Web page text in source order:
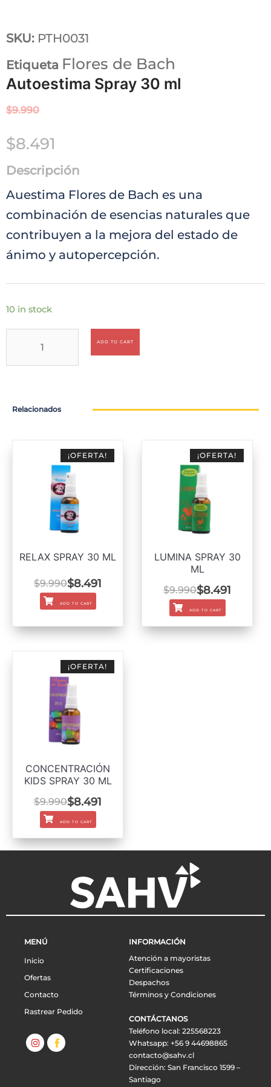
SKU: PTH0031
Etiqueta Flores de Bach
Autoestima Spray 30 ml
$9.990
$8.491
Descripción
Auestima Flores de Bach es una
combinación de esencias naturales que
contribuyen a la mejora del estado de
ánimo y autopercepción.
10 in stock
ADD TO CART
Relacionados
¡OFERTA!
RELAX SPRAY 30 ML
$9.990$8.491
ADD TO CART
¡OFERTA!
LUMINA SPRAY 30
ML
$9.990$8.491
ADD TO CART
¡OFERTA!
CONCENTRACIÓN
KIDS SPRAY 30 ML
$9.990$8.491
ADD TO CART
MENÚ
Inicio
Ofertas
Contacto
Rastrear Pedido
INFORMACIÓN
Atención a mayoristas
Certificaciones
Despachos
Términos y Condiciones
CONTÁCTANOS
Teléfono local: 225568223
Whatsapp: +56 9 44698865
contacto@sahv.cl
Dirección: San Francisco 1599 –
Santiago